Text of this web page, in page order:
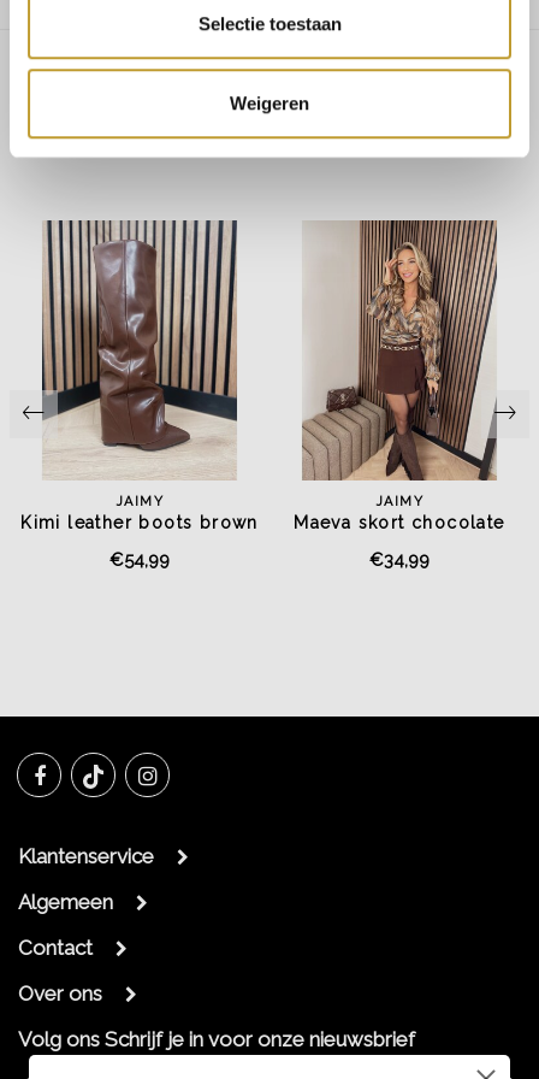
Selectie toestaan
Weigeren
Dit vind je misschien ook leuk
JAIMY
Kimi leather boots brown
€54,99
JAIMY
Maeva skort chocolate
€34,99
Klantenservice
Algemeen
Contact
Over ons
Volg ons Schrijf je in voor onze nieuwsbrief